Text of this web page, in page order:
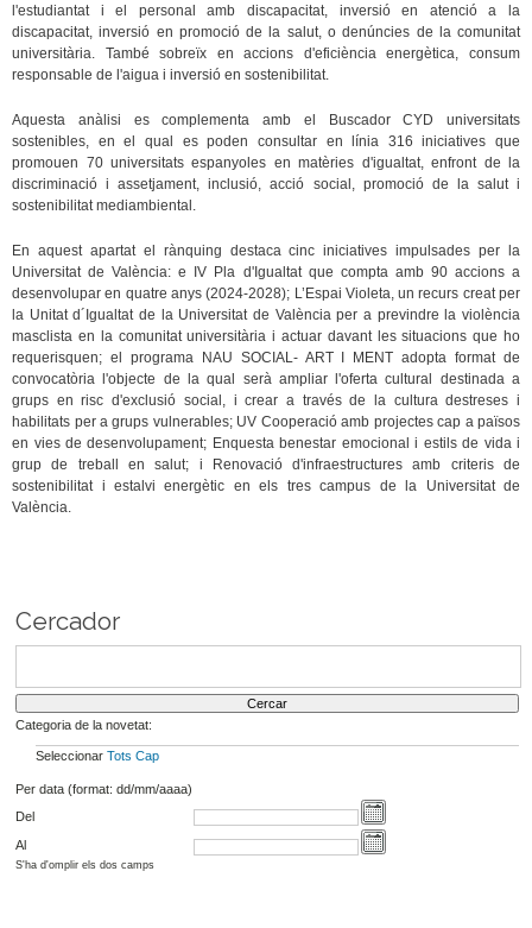
l'estudiantat i el personal amb discapacitat, inversió en atenció a la
discapacitat, inversió en promoció de la salut, o denúncies de la comunitat
universitària. També sobreïx en accions d'eficiència energètica, consum
responsable de l'aigua i inversió en sostenibilitat.
Aquesta anàlisi es complementa amb el Buscador CYD universitats
sostenibles, en el qual es poden consultar en línia 316 iniciatives que
promouen 70 universitats espanyoles en matèries d'igualtat, enfront de la
discriminació i assetjament, inclusió, acció social, promoció de la salut i
sostenibilitat mediambiental.
En aquest apartat el rànquing destaca cinc iniciatives impulsades per la
Universitat de València: e IV Pla d'Igualtat que compta amb 90 accions a
desenvolupar en quatre anys (2024-2028); L’Espai Violeta, un recurs creat per
la Unitat d´Igualtat de la Universitat de València per a previndre la violència
masclista en la comunitat universitària i actuar davant les situacions que ho
requerisquen; el programa NAU SOCIAL- ART I MENT adopta format de
convocatòria l'objecte de la qual serà ampliar l'oferta cultural destinada a
grups en risc d'exclusió social, i crear a través de la cultura destreses i
habilitats per a grups vulnerables; UV Cooperació amb projectes cap a països
en vies de desenvolupament; Enquesta benestar emocional i estils de vida i
grup de treball en salut; i Renovació d'infraestructures amb criteris de
sostenibilitat i estalvi energètic en els tres campus de la Universitat de
València.
Cercador
Categoria de la novetat:
Seleccionar Tots Cap
Per data (format: dd/mm/aaaa)
Del
Al
S'ha d'omplir els dos camps